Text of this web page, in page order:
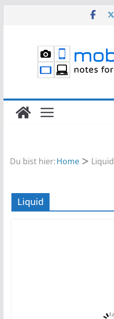
Du bist hier:Home Liquid
Liquid